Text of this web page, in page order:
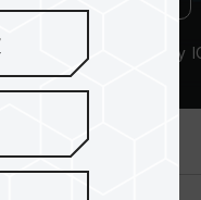
频率，并非所有系
应的超频技术
法达到标示的超频
压情况下进行验
，请联系处理器或
High-Quality